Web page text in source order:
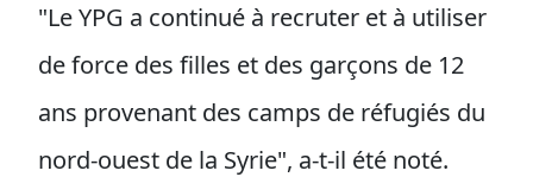
"Le YPG a continué à recruter et à utiliser
de force des filles et des garçons de 12
ans provenant des camps de réfugiés du
nord-ouest de la Syrie", a-t-il été noté.